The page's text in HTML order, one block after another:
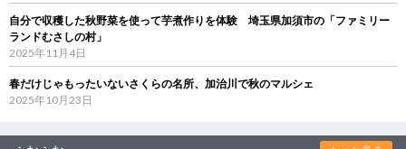
自分で収穫した秋野菜を使って芋煮作りを体験 埼玉県加須市の「ファミリー
ランドむさしの村」
2025年11月4日
春だけじゃもったいないさくらの名所、加治川で秋のマルシェ
2025年10月23日